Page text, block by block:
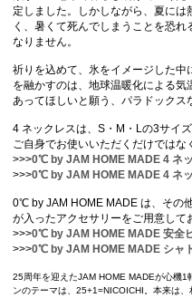
定しました。しかしながら、夏に
く、暑くて死んでしまうことを恐
なりません。
祈りを込めて、氷をイメージした
を融かすのは、地球温暖化による
あってほしいと願う、パラドックス
4 ネックレスは、S・M・Lの3サイズ
ご自身でお使いいただくだけではな
>>>0℃ by JAM HOME MADE 4 ネ
>>>0℃ by JAM HOME MADE 4 ネ
0℃ by JAM HOME MADE は、その
が入ったアクセサリーをご用意して
>>>0℃ by JAM HOME MADE 安全
>>>0℃ by JAM HOME MADE シャ
25周年を迎えたJAM HOME MADEが心機1
ンのテーマは、25+1=NICOICHI。本来は